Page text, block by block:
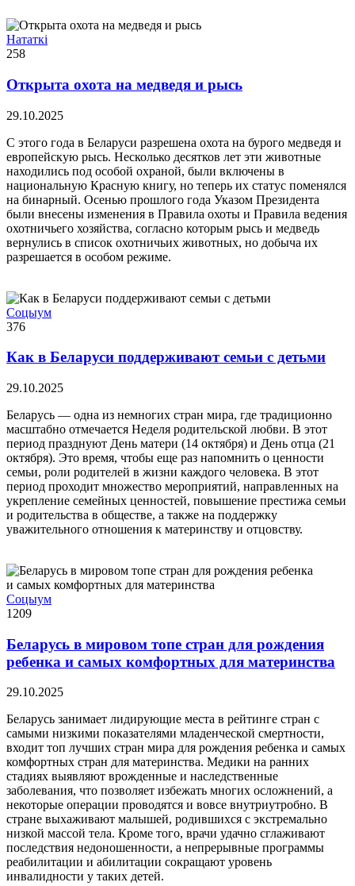
Нататкі
258
Открыта охота на медведя и рысь
29.10.2025
С этого года в Беларуси разрешена охота на бурого медведя и
европейскую рысь. Несколько десятков лет эти животные
находились под особой охраной, были включены в
национальную Красную книгу, но теперь их статус поменялся
на бинарный. Осенью прошлого года Указом Президента
были внесены изменения в Правила охоты и Правила ведения
охотничьего хозяйства, согласно которым рысь и медведь
вернулись в список охотничьих животных, но добыча их
разрешается в особом режиме.
Соцыум
376
Как в Беларуси поддерживают семьи с детьми
29.10.2025
Беларусь — одна из немногих стран мира, где традиционно
масштабно отмечается Неделя родительской любви. В этот
период празднуют День матери (14 октября) и День отца (21
октября). Это время, чтобы еще раз напомнить о ценности
семьи, роли родителей в жизни каждого человека. В этот
период проходит множество мероприятий, направленных на
укрепление семейных ценностей, повышение престижа семьи
и родительства в обществе, а также на поддержку
уважительного отношения к материнству и отцовству.
Соцыум
1209
Беларусь в мировом топе стран для рождения
ребенка и самых комфортных для материнства
29.10.2025
Беларусь занимает лидирующие места в рейтинге стран с
самыми низкими показателями младенческой смертности,
входит топ лучших стран мира для рождения ребенка и самых
комфортных стран для материнства. Медики на ранних
стадиях выявляют врожденные и наследственные
заболевания, что позволяет избежать многих осложнений, а
некоторые операции проводятся и вовсе внутриутробно. В
стране выхаживают малышей, родившихся с экстремально
низкой массой тела. Кроме того, врачи удачно сглаживают
последствия недоношенности, а непрерывные программы
реабилитации и абилитации сокращают уровень
инвалидности у таких детей.